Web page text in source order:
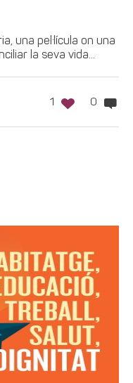
una pel·lícula on una
la seva vida...
1 0